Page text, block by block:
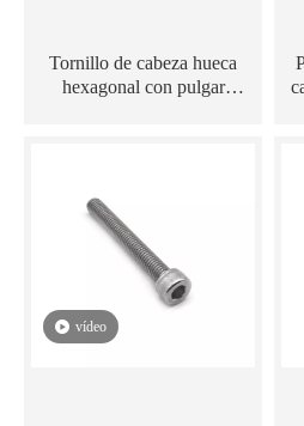
Tornillo de cabeza hueca
hexagonal con pulgar
vídeo